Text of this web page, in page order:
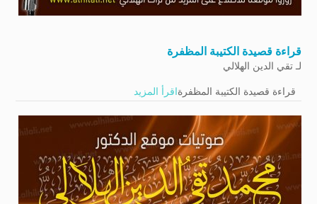
قراءة قصيدة الكتيبة المظفرة
لـتقي الدين الهلالي
قراءة قصيدة الكتيبة المظفرةاقرأ المزيد